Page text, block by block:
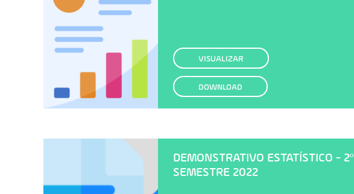
VISUALIZAR
DOWNLOAD
DEMONSTRATIVO ESTATÍSTICO - 2º
SEMESTRE 2022